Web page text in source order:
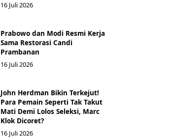
16 Juli 2026
Prabowo dan Modi Resmi Kerja
Sama Restorasi Candi
Prambanan
16 Juli 2026
John Herdman Bikin Terkejut!
Para Pemain Seperti Tak Takut
Mati Demi Lolos Seleksi, Marc
Klok Dicoret?
16 Juli 2026